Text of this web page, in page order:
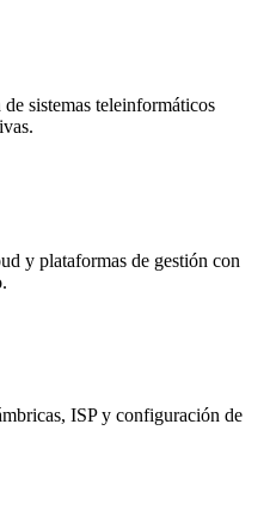
sistemas teleinformáticos
y plataformas de gestión con
ISP y configuración de